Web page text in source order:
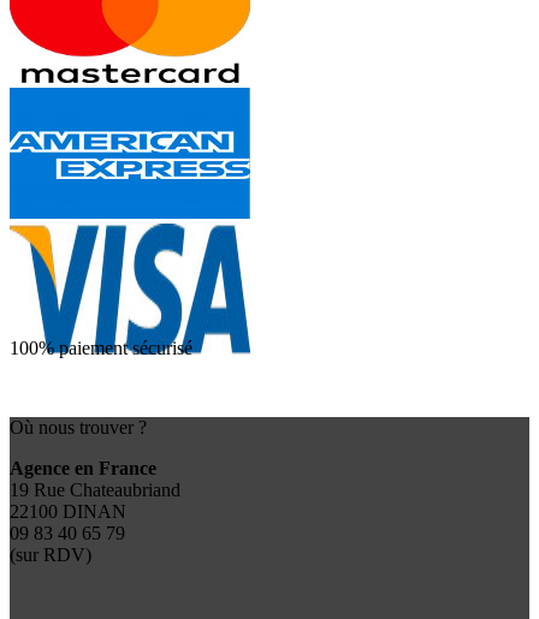
100% paiement sécurisé
Où nous trouver ?
Agence en France
19 Rue Chateaubriand
22100 DINAN
09 83 40 65 79
(sur RDV)